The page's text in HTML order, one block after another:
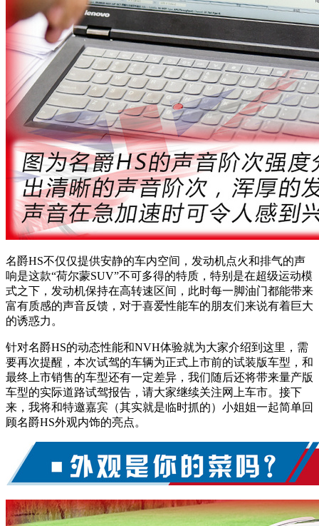
名爵HS不仅仅提供安静的车内空间，发动机点火和排气的声
响是这款“荷尔蒙SUV”不可多得的特质，特别是在超级运动模
式之下，发动机保持在高转速区间，此时每一脚油门都能带来
富有质感的声音反馈，对于喜爱性能车的朋友们来说有着巨大
的诱惑力。
针对名爵HS的动态性能和NVH体验就为大家介绍到这里，需
要再次提醒，本次试驾的车辆为正式上市前的试装版车型，和
最终上市销售的车型还有一定差异，我们随后还将带来量产版
车型的实际道路试驾报告，请大家继续关注网上车市。接下
来，我将和特邀嘉宾（其实就是临时抓的）小姐姐一起简单回
顾名爵HS外观内饰的亮点。